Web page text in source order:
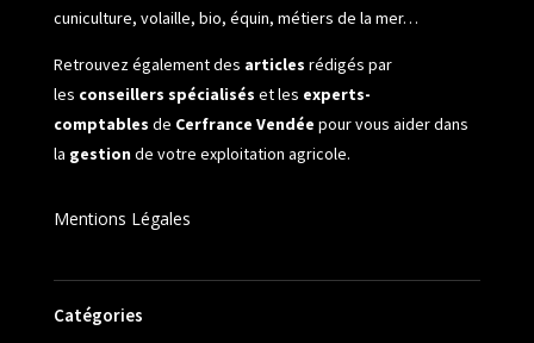
cuniculture, volaille, bio, équin, métiers de la mer…
Retrouvez également des articles rédigés par
les conseillers spécialisés et les experts-
comptables de Cerfrance Vendée pour vous aider dans
la gestionde votre exploitation agricole.
Mentions Légales
Catégories